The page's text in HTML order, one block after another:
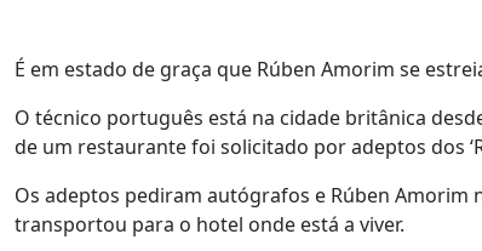
É em estado de graça que Rúben Amorim se
O técnico português está na cidade britânica
de um restaurante foi solicitado por adeptos dos
Os adeptos pediram autógrafos e Rúben
transportou para o hotel onde está a viver.